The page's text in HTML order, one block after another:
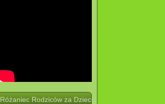
Różaniec Rodziców za Dzieci